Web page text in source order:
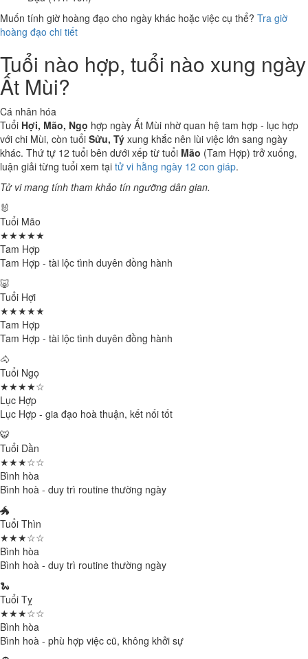
Muốn tính giờ hoàng đạo cho ngày khác hoặc việc cụ thể? Tra giờ
hoàng đạo chi tiết
Tuổi nào hợp, tuổi nào xung ngày
Ất Mùi?
Cá nhân hóa
Tuổi Hợi, Mão, Ngọ hợp ngày Ất Mùi nhờ quan hệ tam hợp - lục hợp
với chi Mùi, còn tuổi Sửu, Tý xung khắc nên lùi việc lớn sang ngày
khác. Thứ tự 12 tuổi bên dưới xếp từ tuổi Mão (Tam Hợp) trở xuống,
luận giải từng tuổi xem tại tử vi hằng ngày 12 con giáp.
Tử vi mang tính tham khảo tín ngưỡng dân gian.
🐰
Tuổi Mão
★★★★★
Tam Hợp
Tam Hợp - tài lộc tình duyên đồng hành
🐷
Tuổi Hợi
★★★★★
Tam Hợp
Tam Hợp - tài lộc tình duyên đồng hành
🐴
Tuổi Ngọ
★★★★☆
Lục Hợp
Lục Hợp - gia đạo hoà thuận, kết nối tốt
🐯
Tuổi Dần
★★★☆☆
Bình hòa
Bình hoà - duy trì routine thường ngày
🐲
Tuổi Thìn
★★★☆☆
Bình hòa
Bình hoà - duy trì routine thường ngày
🐍
Tuổi Tỵ
★★★☆☆
Bình hòa
Bình hoà - phù hợp việc cũ, không khởi sự